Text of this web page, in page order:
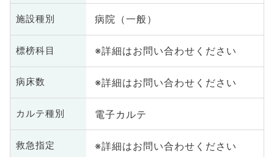
施設種別 病院（一般）
標榜科目 ※詳細はお問い合わせください
病床数 ※詳細はお問い合わせください
カルテ種別 電子カルテ
救急指定 ※詳細はお問い合わせください